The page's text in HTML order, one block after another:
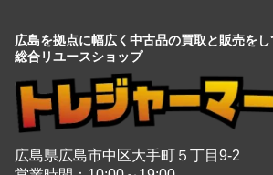
広島を拠点に幅広く中古品の買取と販売をし
総合リユースショップ
広島県広島市中区大手町５丁目9-2